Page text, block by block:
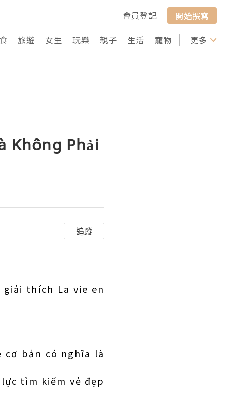
會員登記
開始撰寫
旅遊 女生 玩樂 親子 生活 寵物 行山 打卡
更多
Không Phải
追蹤
thích La vie en
cơ bản có nghĩa là
tìm kiếm vẻ đẹp